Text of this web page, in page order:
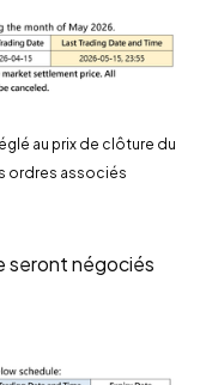
au prix de clôture du
ordres associés
seront négociés